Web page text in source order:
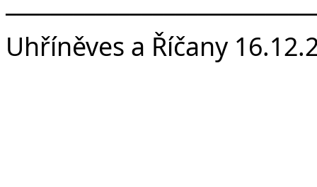
Uhříněves a Říčany